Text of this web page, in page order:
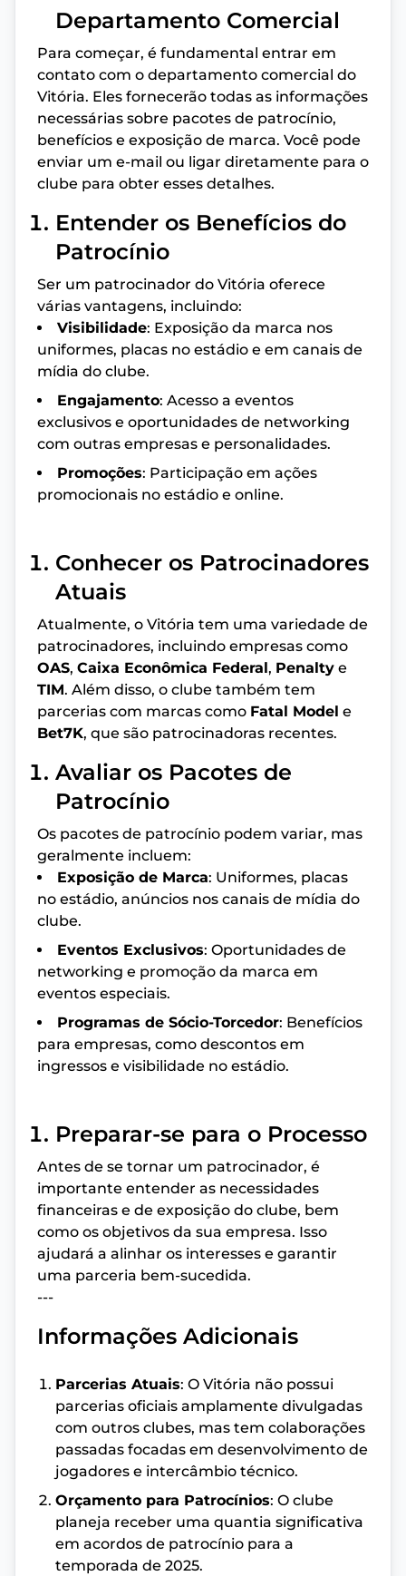
Departamento Comercial
Para começar, é fundamental entrar em
contato com o departamento comercial do
Vitória. Eles fornecerão todas as informações
necessárias sobre pacotes de patrocínio,
benefícios e exposição de marca. Você pode
enviar um e-mail ou ligar diretamente para o
clube para obter esses detalhes.
Entender os Benefícios do
Patrocínio
Ser um patrocinador do Vitória oferece
várias vantagens, incluindo:
Visibilidade: Exposição da marca nos
uniformes, placas no estádio e em canais de
mídia do clube.
Engajamento: Acesso a eventos
exclusivos e oportunidades de networking
com outras empresas e personalidades.
Promoções: Participação em ações
promocionais no estádio e online.
Conhecer os Patrocinadores
Atuais
Atualmente, o Vitória tem uma variedade de
patrocinadores, incluindo empresas como
OAS, Caixa Econômica Federal, Penalty e
TIM. Além disso, o clube também tem
parcerias com marcas como Fatal Model e
Bet7K, que são patrocinadoras recentes.
Avaliar os Pacotes de
Patrocínio
Os pacotes de patrocínio podem variar, mas
geralmente incluem:
Exposição de Marca: Uniformes, placas
no estádio, anúncios nos canais de mídia do
clube.
Eventos Exclusivos: Oportunidades de
networking e promoção da marca em
eventos especiais.
Programas de Sócio-Torcedor: Benefícios
para empresas, como descontos em
ingressos e visibilidade no estádio.
Preparar-se para o Processo
Antes de se tornar um patrocinador, é
importante entender as necessidades
financeiras e de exposição do clube, bem
como os objetivos da sua empresa. Isso
ajudará a alinhar os interesses e garantir
uma parceria bem-sucedida.
---
Informações Adicionais
Parcerias Atuais: O Vitória não possui
parcerias oficiais amplamente divulgadas
com outros clubes, mas tem colaborações
passadas focadas em desenvolvimento de
jogadores e intercâmbio técnico.
Orçamento para Patrocínios: O clube
planeja receber uma quantia significativa
em acordos de patrocínio para a
temporada de 2025.